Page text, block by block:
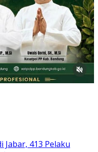
Mulyadi Sepakati KUA-